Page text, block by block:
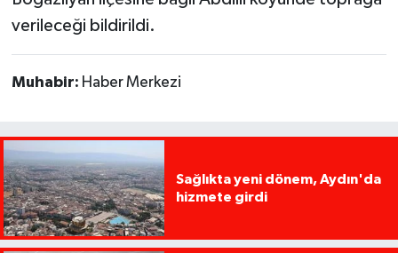
verileceği bildirildi.
Muhabir: Haber Merkezi
Sağlıkta yeni dönem, Aydın'da
hizmete girdi